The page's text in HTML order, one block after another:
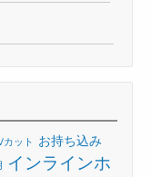
カット
お持ち込み
インラインホ